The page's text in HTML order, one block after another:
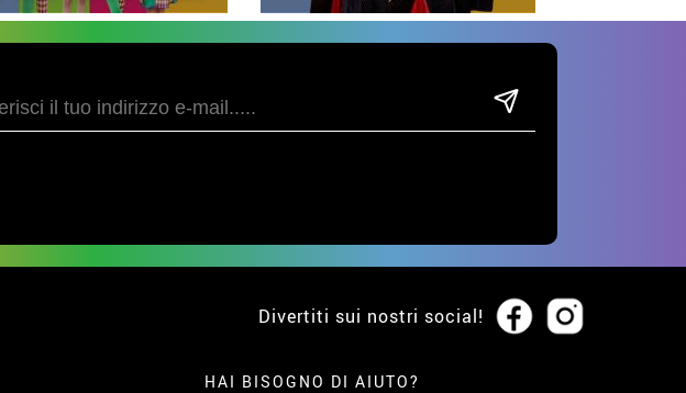
Divertiti sui nostri social!
HAI BISOGNO DI AIUTO?